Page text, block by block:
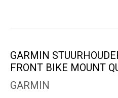
GARMIN
FRONT BIKE MOUNT
GARMIN